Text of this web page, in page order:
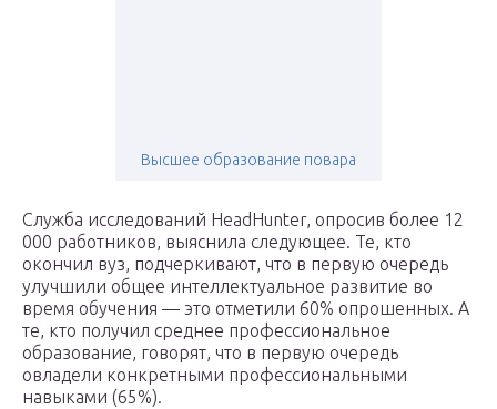
Высшее образование повара
Служба исследований HeadHunter, опросив более 12
000 работников, выяснила следующее. Те, кто
окончил вуз, подчеркивают, что в первую очередь
улучшили общее интеллектуальное развитие во
время обучения — это отметили 60% опрошенных. А
те, кто получил среднее профессиональное
образование, говорят, что в первую очередь
овладели конкретными профессиональными
навыками (65%).